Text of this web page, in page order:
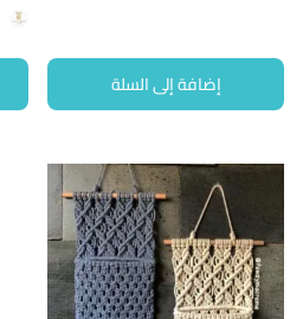
إضافة إلى السلة